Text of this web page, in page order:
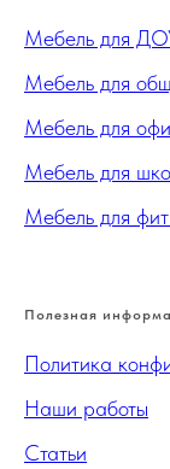
Мебель для
Мебель для
Мебель для
Мебель для
Мебель для
Полезная
Политика
Наши работы
Статьи